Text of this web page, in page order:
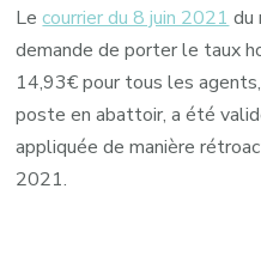
Lecourrier du 8 juin 2021 du
demande de porter le taux
14,93€ pour tous les
poste en abattoir, a été
appliquée de manière
2021.